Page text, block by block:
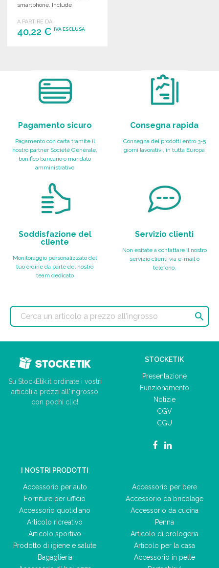
smartphone. Include
incluse.
A PARTIRE DA
40,22 € IVA ESCLUSA
Pagamento sicuro
Pagamento con carta tramite il
nostro partner Société Générale,
bonifico bancario o mandato
amministrativo
Consegna rapida
Consegna dei prodotti entro 3-5
giorni lavorativi, in tutta Europa
Soddisfazione del
cliente
Monitoraggio personalizzato del
tuo ordine da parte del nostro
team dedicato
Servizio clienti
Non esitate a contattare il nostro
servizio clienti via e-mail o
telefono.

Su StockEtik.it ordinate i vostri
articoli a prezzi all'ingrosso
con pochi clic!
STOCKETIK
Presentazione
Funzionamento
Notizie
CGV
CGU
I NOSTRI PRODOTTI
Accessorio per auto
Forniture per ufficio
Accessorio quotidiano
Articolo ricreativo
Articolo sportivo
Prodotto di igiene e salute
Bagaglieria
Accessorio per bere
Accessorio da bricolage
Accessorio da cucina
Penna
Articolo di orologeria
Articolo per la casa
Accessorio in pelle